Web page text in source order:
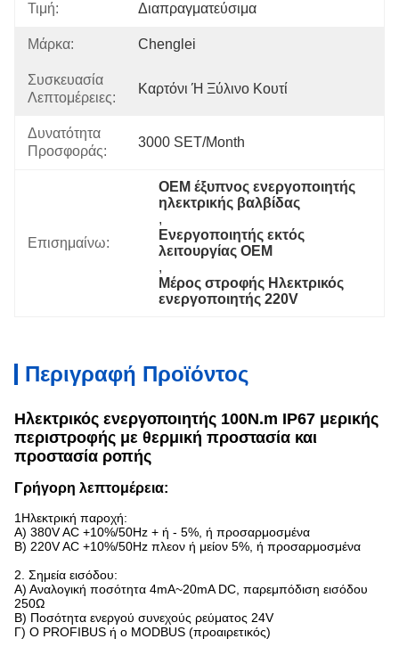
Τιμή: Διαπραγματεύσιμα
Μάρκα: Chenglei
Συσκευασία
Λεπτομέρειες:
Καρτόνι Ή Ξύλινο Κουτί
Δυνατότητα
Προσφοράς:
3000 SET/Month
Επισημαίνω:
OEM έξυπνος ενεργοποιητής
ηλεκτρικής βαλβίδας
,
Ενεργοποιητής εκτός
λειτουργίας OEM
,
Μέρος στροφής Ηλεκτρικός
ενεργοποιητής 220V
Περιγραφή Προϊόντος
Ηλεκτρικός ενεργοποιητής 100N.m IP67 μερικής
περιστροφής με θερμική προστασία και
προστασία ροπής
Γρήγορη λεπτομέρεια:
1Ηλεκτρική παροχή:
Α) 380V AC +10%/50Hz + ή - 5%, ή προσαρμοσμένα
Β) 220V AC +10%/50Hz πλεον ή μείον 5%, ή προσαρμοσμένα
2. Σημεία εισόδου:
Α) Αναλογική ποσότητα 4mA~20mA DC, παρεμπόδιση εισόδου
250Ω
Β) Ποσότητα ενεργού συνεχούς ρεύματος 24V
Γ) Ο PROFIBUS ή ο MODBUS (προαιρετικός)